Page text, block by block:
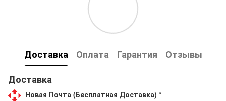
Доставка Оплата Гарантия
Отзывы
Доставка
Новая Почта (Бесплатная Доставка) *